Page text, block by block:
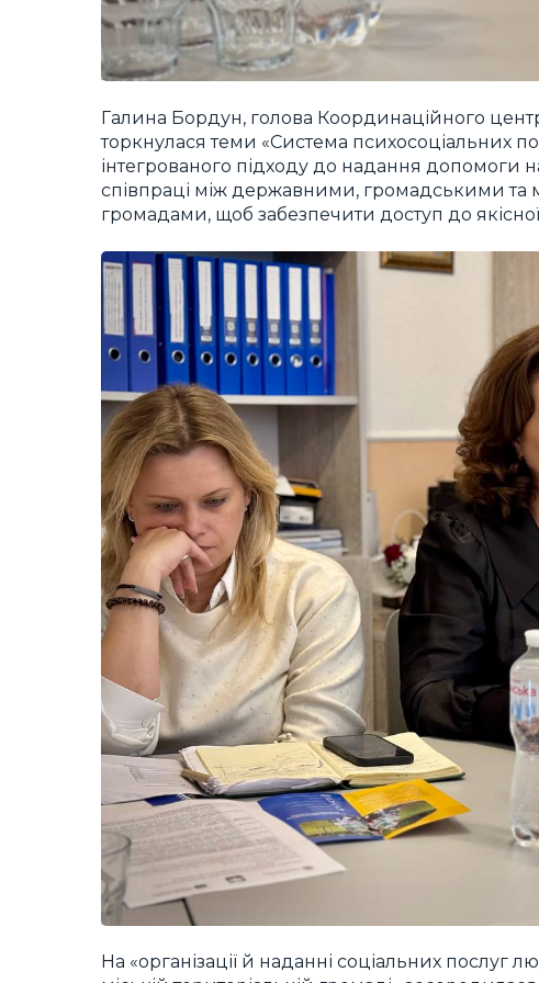
Галина Бордун, голова Координаційного
торкнулася теми «Система психосоціальних
інтегрованого підходу до надання допомоги
співпраці між державними, громадськими та
громадами, щоб забезпечити доступ до
На «організації й наданні соціальних послуг